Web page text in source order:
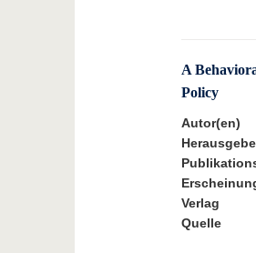
A
Policy
Autor(en)
Verlag
Quelle